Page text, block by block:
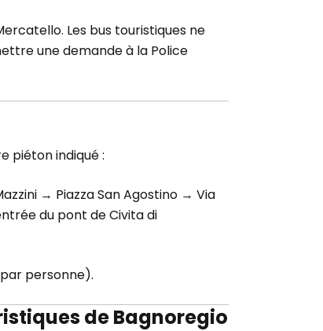
Les bus touristiques ne
une demande à la Police
piéton indiqué :
→ Piazza San Agostino → Via
du pont de Civita di
personne).
de Bagnoregio